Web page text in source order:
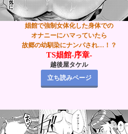
娼館で強制女体化した身体での
オナニーにハマっていたら
故郷の幼馴染にナンパされ…！？
TS娼館-序章-
越後屋タケル
立ち読みページ